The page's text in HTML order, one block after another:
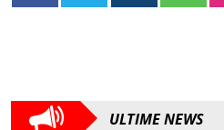
ULTIME NEWS